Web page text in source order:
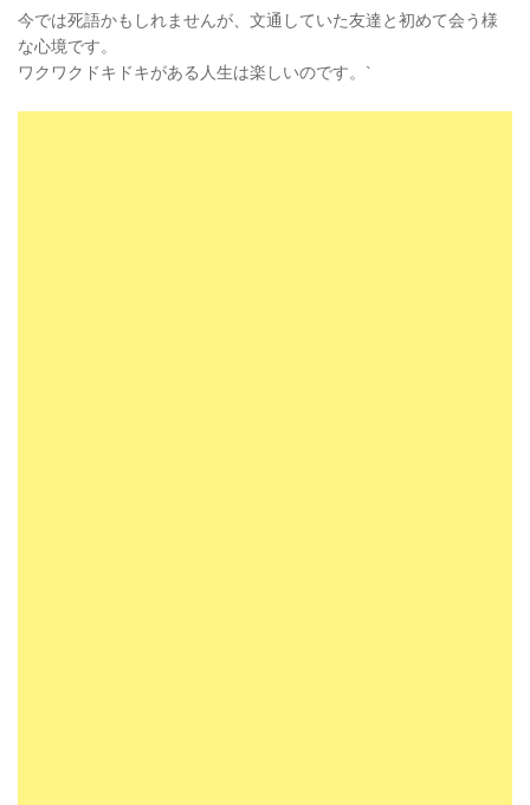
今では死語かもしれませんが、文通していた友達と初めて会う様
な心境です。
ワクワクドキドキがある人生は楽しいのです。`